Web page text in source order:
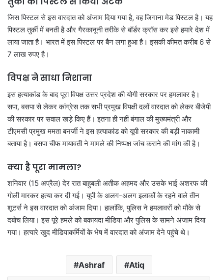
जिस पिस्टल से इस वारदात को अंजाम दिया गया है, वह जिगाना मेड पिस्टल है। यह
पिस्टल तुर्की में बनती है और गैरकानूनी तरीके से बॉर्डर क्रॉस कर इसे हमारे देश में
लाया जाता है। भारत में इस पिस्टल पर बैन लगा हुआ है। इसकी कीमत करीब 6 से
7 लाख रुपए है।
विपक्ष ने साधा निशाना
इस हत्याकांड के बाद पूरा विपक्ष उत्तर प्रदेश की योगी सरकार पर हमलावर है।
सपा, बसपा से लेकर कांग्रेस तक सभी प्रमुख विपक्षी दलों वारदात को लेकर बीजेपी
की सरकार पर सवाल खड़े किए हैं। इतना ही नहीं बंगाल की मुख्यमंत्री और
टीएमसी प्रमुख ममता बनर्जी ने इस हत्याकांड को यूपी सरकार की बड़ी नाकामी
बताया है। बसपा चीफ मायावती ने मामले की निष्पक्ष जांच कराने की मांग की है।
क्या है पूरा मामला?
शनिवार (15 अप्रैल) देर रात बाहुबली अतीक अहमद और उसके भाई अशरफ की
गोली मारकर हत्या कर दी गई। यूपी के अलग-अलग इलाकों के रहने वाले तीन
शूटर्स ने इस वारदात को अंजाम दिया। हालांकि, पुलिस ने हमलावरों को मौके से
दबोच लिया। इस पूरे हमले को बकायदा मीडिया और पुलिस के सामने अंजाम दिया
गया। हत्यारे खुद मीडियाकर्मियों के भेष में वारदात को अंजाम देने पहुंचे थे।
Ashraf Atiq